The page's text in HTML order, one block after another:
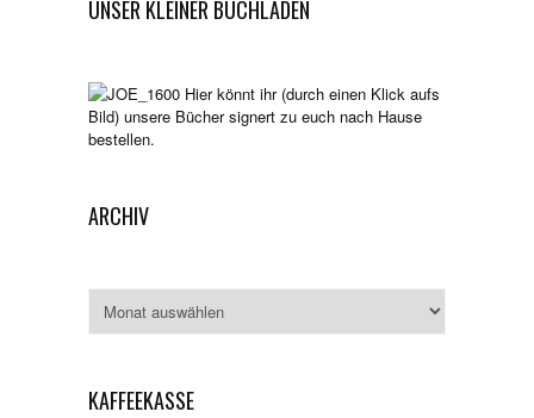
UNSER KLEINER BUCHLADEN
Hier könnt ihr (durch einen Klick aufs
Bild) unsere Bücher signert zu euch nach Hause
bestellen.
ARCHIV
KAFFEEKASSE